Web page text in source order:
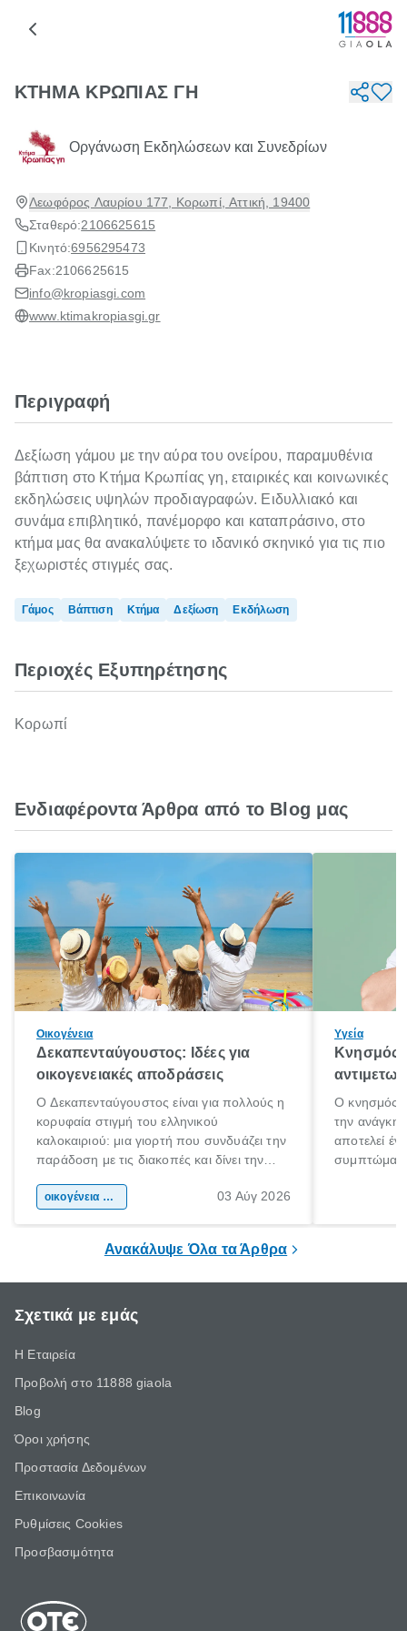
ΚΤΗΜΑ ΚΡΩΠΙΑΣ ΓΗ
Οργάνωση Εκδηλώσεων και Συνεδρίων
Λεωφόρος Λαυρίου 177, Κορωπί, Αττική, 19400
Σταθερό:2106625615
Κινητό:6956295473
Fax:2106625615
info@kropiasgi.com
www.ktimakropiasgi.gr
Περιγραφή
Δεξίωση γάμου με την αύρα του ονείρου, παραμυθένια
βάπτιση στο Κτήμα Κρωπίας γη, εταιρικές και κοινωνικές
εκδηλώσεις υψηλών προδιαγραφών. Ειδυλλιακό και
συνάμα επιβλητικό, πανέμορφο και καταπράσινο, στο
κτήμα μας θα ανακαλύψετε το ιδανικό σκηνικό για τις πιο
ξεχωριστές στιγμές σας.
Γάμος Βάπτιση Κτήμα Δεξίωση Εκδήλωση
Περιοχές Εξυπηρέτησης
Κορωπί
Ενδιαφέροντα Άρθρα από το Blog μας
Οικογένεια
Δεκαπενταύγουστος: Ιδέες για
οικογενειακές αποδράσεις
Ο Δεκαπενταύγουστος είναι για πολλούς η
κορυφαία στιγμή του ελληνικού
καλοκαιριού: μια γιορτή που συνδυάζει την
παράδοση με τις διακοπές και δίνει την
χώρας. Είτε πρόκειται για λίγες μέρες
οικογένεια & παιδί 03 Αύγ 2026
Υγεία
Κνησμός:
Ο κνησμός
την ανάγκη
αποτελεί
Ανακάλυψε Όλα τα Άρθρα
Σχετικά με εμάς
Η Εταιρεία
Προβολή στο 11888 giaola
Blog
Όροι χρήσης
Προστασία Δεδομένων
Επικοινωνία
Ρυθμίσεις Cookies
Προσβασιμότητα